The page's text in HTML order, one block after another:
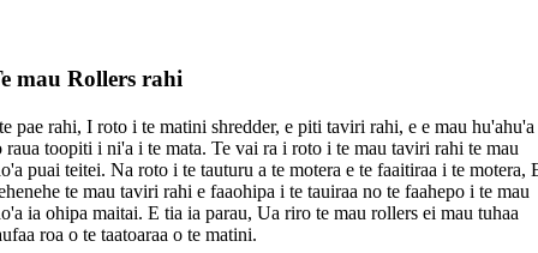
mau Rollers rahi
pae rahi, I roto i te matini shredder, e piti taviri rahi, e e mau hu'ahu'a
raua toopiti i ni'a i te mata. Te vai ra i roto i te mau taviri rahi te mau
puai teitei. Na roto i te tauturu a te motera e te faaitiraa i te motera,
te mau taviri rahi e faaohipa i te tauiraa no te faahepo i te mau
ia ohipa maitai. E tia ia parau, Ua riro te mau rollers ei mau tuhaa
roa o te taatoaraa o te matini.